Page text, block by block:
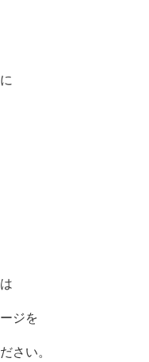
ジを
さい。